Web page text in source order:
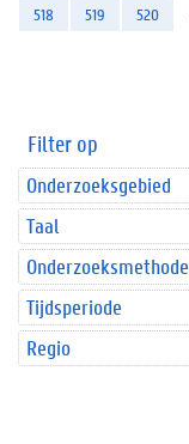
518
519 520
Filter op
Onderzoeksgebied
Taal
Onderzoeksmethode
Tijdsperiode
Regio